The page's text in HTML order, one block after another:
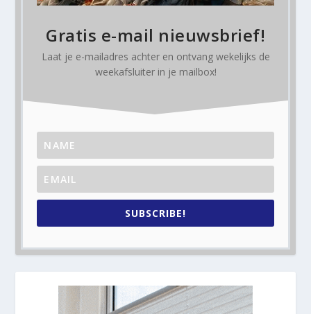
Gratis e-mail nieuwsbrief!
Laat je e-mailadres achter en ontvang wekelijks de
weekafsluiter in je mailbox!
SUBSCRIBE!